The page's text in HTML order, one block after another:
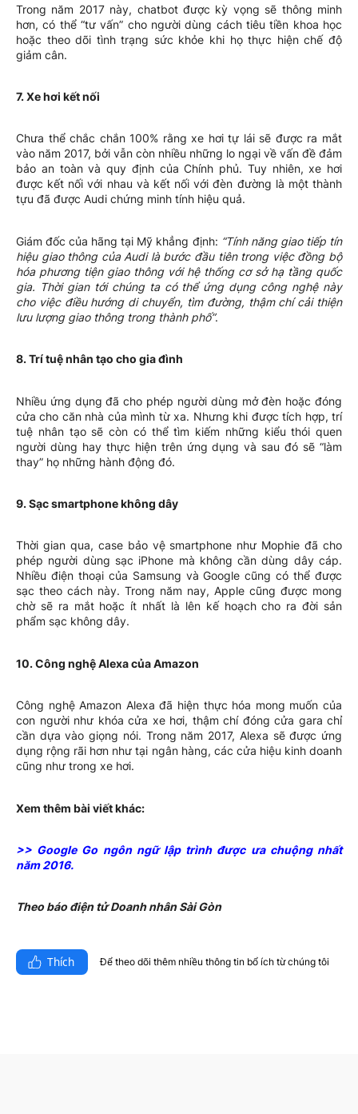
Trong năm 2017 này, chatbot được kỳ vọng sẽ thông minh
hơn, có thể “tư vấn” cho người dùng cách tiêu tiền khoa học
hoặc theo dõi tình trạng sức khỏe khi họ thực hiện chế độ
giảm cân.
7. Xe hơi kết nối
Chưa thể chắc chắn 100% rằng xe hơi tự lái sẽ được ra mắt
vào năm 2017, bởi vẫn còn nhiều những lo ngại về vấn đề đảm
bảo an toàn và quy định của Chính phủ. Tuy nhiên, xe hơi
được kết nối với nhau và kết nối với đèn đường là một thành
tựu đã được Audi chứng minh tính hiệu quả.
Giám đốc của hãng tại Mỹ khẳng định: “Tính năng giao tiếp tín
hiệu giao thông của Audi là bước đầu tiên trong việc đồng bộ
hóa phương tiện giao thông với hệ thống cơ sở hạ tầng quốc
gia. Thời gian tới chúng ta có thể ứng dụng công nghệ này
cho việc điều hướng di chuyển, tìm đường, thậm chí cải thiện
lưu lượng giao thông trong thành phố”.
8. Trí tuệ nhân tạo cho gia đình
Nhiều ứng dụng đã cho phép người dùng mở đèn hoặc đóng
cửa cho căn nhà của mình từ xa. Nhưng khi được tích hợp, trí
tuệ nhân tạo sẽ còn có thể tìm kiếm những kiểu thói quen
người dùng hay thực hiện trên ứng dụng và sau đó sẽ “làm
thay” họ những hành động đó.
9. Sạc smartphone không dây
Thời gian qua, case bảo vệ smartphone như Mophie đã cho
phép người dùng sạc iPhone mà không cần dùng dây cáp.
Nhiều điện thoại của Samsung và Google cũng có thể được
sạc theo cách này. Trong năm nay, Apple cũng được mong
chờ sẽ ra mắt hoặc ít nhất là lên kế hoạch cho ra đời sản
phẩm sạc không dây.
10. Công nghệ Alexa của Amazon
Công nghệ Amazon Alexa đã hiện thực hóa mong muốn của
con người như khóa cửa xe hơi, thậm chí đóng cửa gara chỉ
cần dựa vào giọng nói. Trong năm 2017, Alexa sẽ được ứng
dụng rộng rãi hơn như tại ngân hàng, các cửa hiệu kinh doanh
cũng như trong xe hơi.
Xem thêm bài viết khác:
>> Google Go ngôn ngữ lập trình được ưa chuộng nhất
năm 2016.
Theo báo điện tử Doanh nhân Sài Gòn
Thích Để theo dõi thêm nhiều thông tin bổ ích từ chúng tôi​